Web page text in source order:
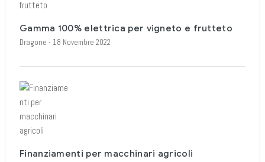
Gamma 100% elettrica per vigneto e frutteto
Dragone - 18 Novembre 2022
Finanziamenti per macchinari agricoli